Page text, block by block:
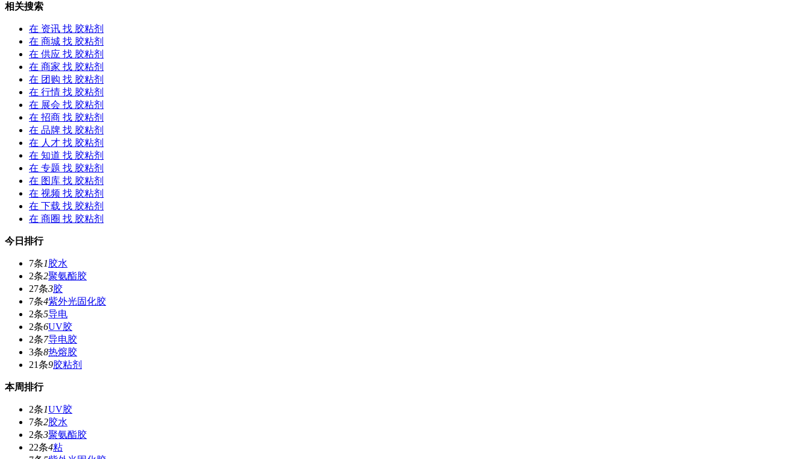
相关搜索
在 资讯 找 胶粘剂
在 商城 找 胶粘剂
在 供应 找 胶粘剂
在 商家 找 胶粘剂
在 团购 找 胶粘剂
在 行情 找 胶粘剂
在 展会 找 胶粘剂
在 招商 找 胶粘剂
在 品牌 找 胶粘剂
在 人才 找 胶粘剂
在 知道 找 胶粘剂
在 专题 找 胶粘剂
在 图库 找 胶粘剂
在 视频 找 胶粘剂
在 下载 找 胶粘剂
在 商圈 找 胶粘剂
今日排行
7条1胶水
2条2聚氨酯胶
27条3胶
7条4紫外光固化胶
2条5导电
2条6UV胶
2条7导电胶
3条8热熔胶
21条9胶粘剂
本周排行
2条1UV胶
7条2胶水
2条3聚氨酯胶
22条4粘